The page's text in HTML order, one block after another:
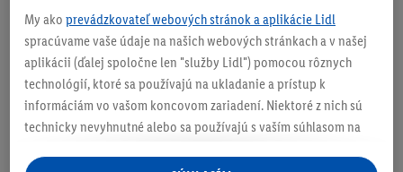
Podrobnosti o bezpečnosti produktu
My ako prevádzkovateľ webových stránok a aplikácie Lidl
spracúvame vaše údaje na našich webových stránkach a v našej
aplikácii (ďalej spoločne len "služby Lidl") pomocou rôznych
technológií, ktoré sa používajú na ukladanie a prístup k
informáciám vo vašom koncovom zariadení. Niektoré z nich sú
technicky nevyhnutné alebo sa používajú s vaším súhlasom na